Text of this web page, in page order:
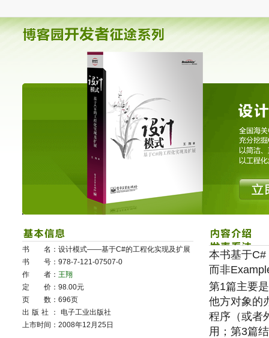
书 名：设计模式——基于C#的工程化实现及扩展
书 号：978-7-121-07507-0
作 者： 王翔
定 价：98.00元
页 数：696页
出版社： 电子工业出版社
上市时间：2008年12月25日
本书基于
而非
第1篇主要
他方对象的
程序（或者
用；第3篇